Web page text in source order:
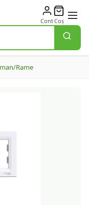
ContCoș
/Rame